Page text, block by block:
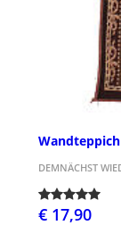
DEMNÄCHST
€ 17,90